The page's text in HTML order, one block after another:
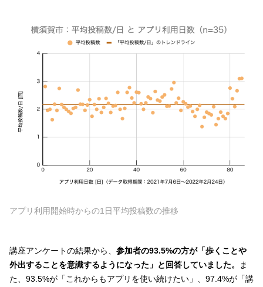
アプリ利用開始時からの1日平均投稿数の推移
講座アンケートの結果から、 参加者の93.5%の方が「歩くことや
外出することを意識するようになった」と回答していました。
ま
た、93.5%が「これからもアプリを使い続けたい」、97.4%が「講